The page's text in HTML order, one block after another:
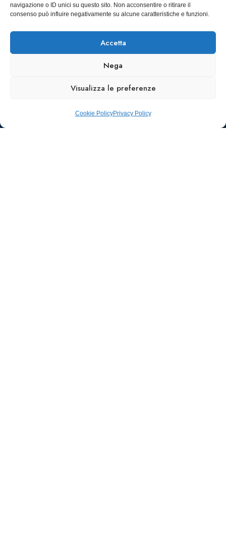
navigazione o ID unici su questo sito. Non acconsentire o ritirare il
consenso può influire negativamente su alcune caratteristiche e funzioni.
Accetta
Nega
Visualizza le preferenze
Cookie PolicyPrivacy Policy
SCARICA
ICS